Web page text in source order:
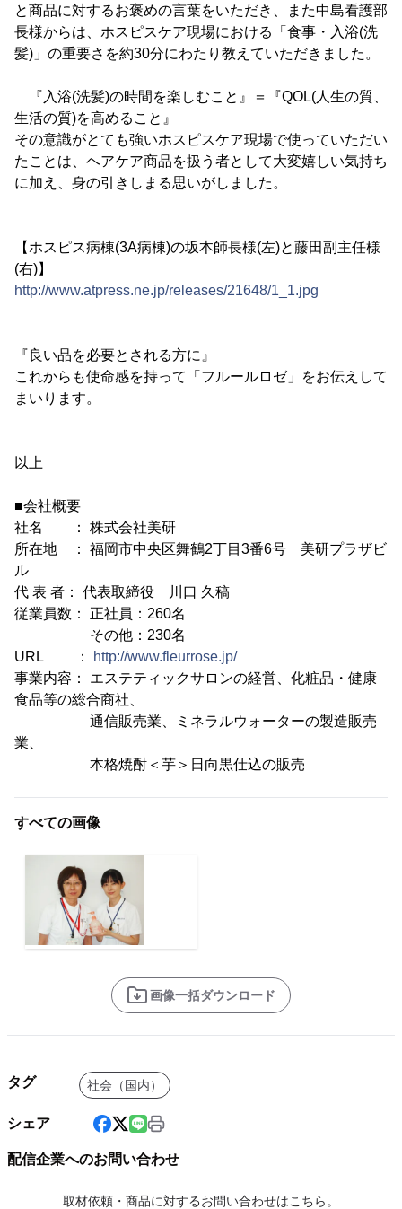
と商品に対するお褒めの言葉をいただき、また中島看護部
長様からは、ホスピスケア現場における「食事・入浴(洗
髪)」の重要さを約30分にわたり教えていただきました。
『入浴(洗髪)の時間を楽しむこと』＝『QOL(人生の質、
生活の質)を高めること』
その意識がとても強いホスピスケア現場で使っていただい
たことは、ヘアケア商品を扱う者として大変嬉しい気持ち
に加え、身の引きしまる思いがしました。
【ホスピス病棟(3A病棟)の坂本師長様(左)と藤田副主任様
(右)】
http://www.atpress.ne.jp/releases/21648/1_1.jpg
『良い品を必要とされる方に』
これからも使命感を持って「フルールロゼ」をお伝えして
まいります。
以上
■会社概要
社名 ： 株式会社美研
所在地 ： 福岡市中央区舞鶴2丁目3番6号 美研プラザビ
ル
代 表 者： 代表取締役 川口 久稿
従業員数： 正社員：260名
その他：230名
URL ：
http://www.fleurrose.jp/
事業内容： エステティックサロンの経営、化粧品・健康
食品等の総合商社、
通信販売業、ミネラルウォーターの製造販売
業、
本格焼酎＜芋＞日向黒仕込の販売
すべての画像
画像一括ダウンロード
タグ 社会（国内）
シェア
配信企業へのお問い合わせ
取材依頼・商品に対するお問い合わせはこちら。